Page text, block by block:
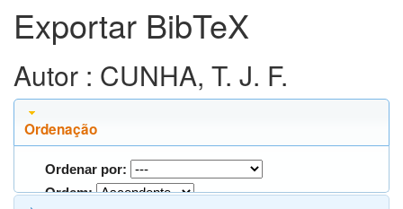
Exportar BibTeX
Autor : CUNHA, T. J. F.
Ordenação
Ordenar por:
Ordem: